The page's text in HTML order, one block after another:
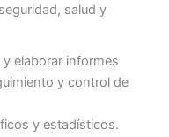
salud y
elaborar informes
y control de
y estadísticos.